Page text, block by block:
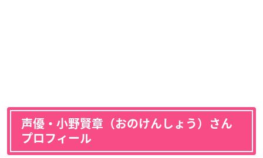
声優・小野賢章（おのけんしょう）さん
プロフィール